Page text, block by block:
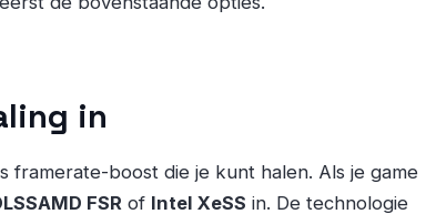
in
framerate-boost die je kunt halen. Als je game
AMD FSR of Intel XeSS in. De technologie